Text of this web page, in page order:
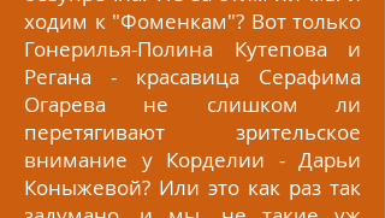
ходим к "Фоменкам"? Вот только
Гонерилья-Полина Кутепова и
Регана - красавица Серафима
Огарева не слишком ли
перетягивают зрительское
внимание у Корделии - Дарьи
Коныжевой? Или это как раз так